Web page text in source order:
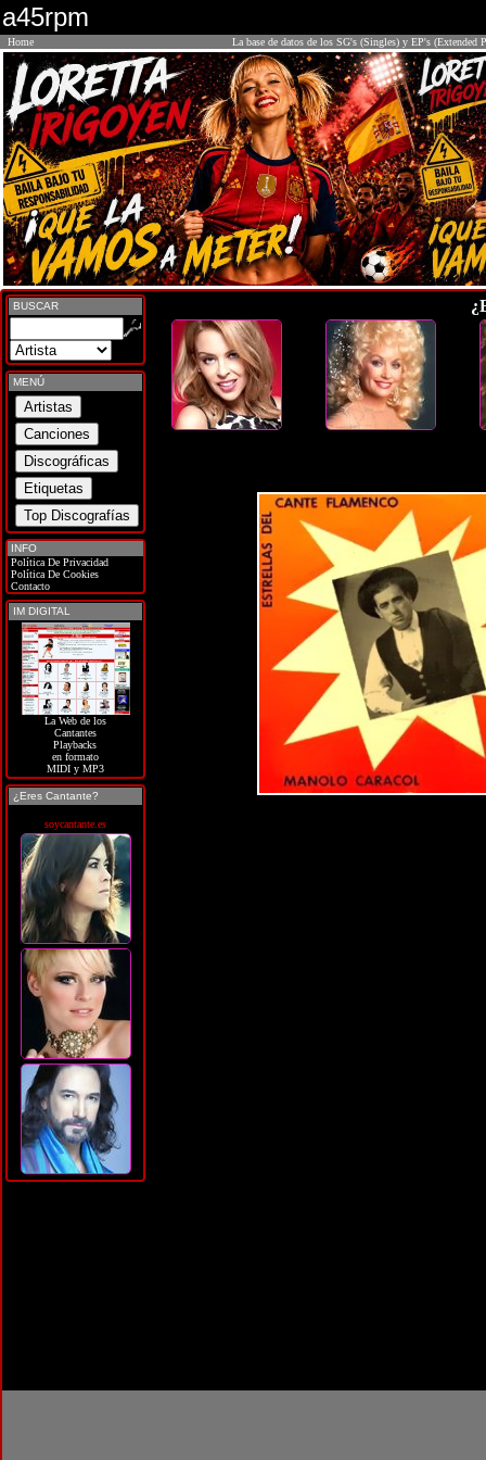
a45rpm
Home La base de datos de los SG's (Singles) y EP's (Extended
BUSCAR
MENÚ
INFO
Política De Privacidad
Política De Cookies
Contacto
IM DIGITAL
La Web de los
Cantantes
Playbacks
en formato
MIDI y MP3
¿Eres Cantante?
soycantante.es